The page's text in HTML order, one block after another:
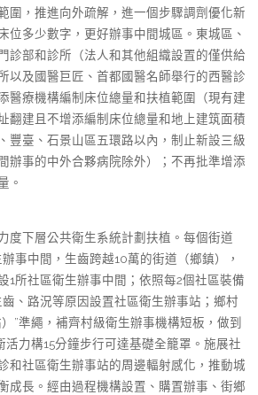
圍，推進向外疏解，進一個步驟調劑優化新
位多少數字，更好辦事中間城區。東城區、
診部和診所（法人和其他組織設置的僅供給
以及國醫巨匠、首都國醫名師舉行的西醫診
醫療機構編制床位總量和扶植範圍（現有建
翻建且不增添編制床位總量和地上建筑面積
豐臺、石景山區五環路以內，制止新設三級
辦事的中外合夥病院除外）；不再批準增添
。
下層公共衛生系統計劃扶植。每個街道
辦事中間，生齒跨越10萬的街道（鄉鎮），
1所社區衛生辦事中間；依照每2個社區裝備
、路況等原因設置社區衛生辦事站；鄉村
”準繩，補齊村級衛生辦事機構短板，做到
活力構15分鐘步行可達基礎全籠罩。施展社
和社區衛生辦事站的周邊輻射感化，推動城
成長。經由過程機構設置、購置辦事、街鄉